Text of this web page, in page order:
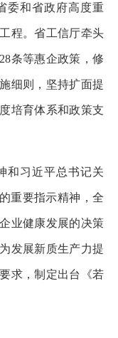
委和省政府高度重
程。省工信厅牵头
条等惠企政策，修
细则，坚持扩面提
培育体系和政策支
习近平总书记关
重要指示精神，全
业健康发展的决策
发展新质生产力提
求，制定出台《若